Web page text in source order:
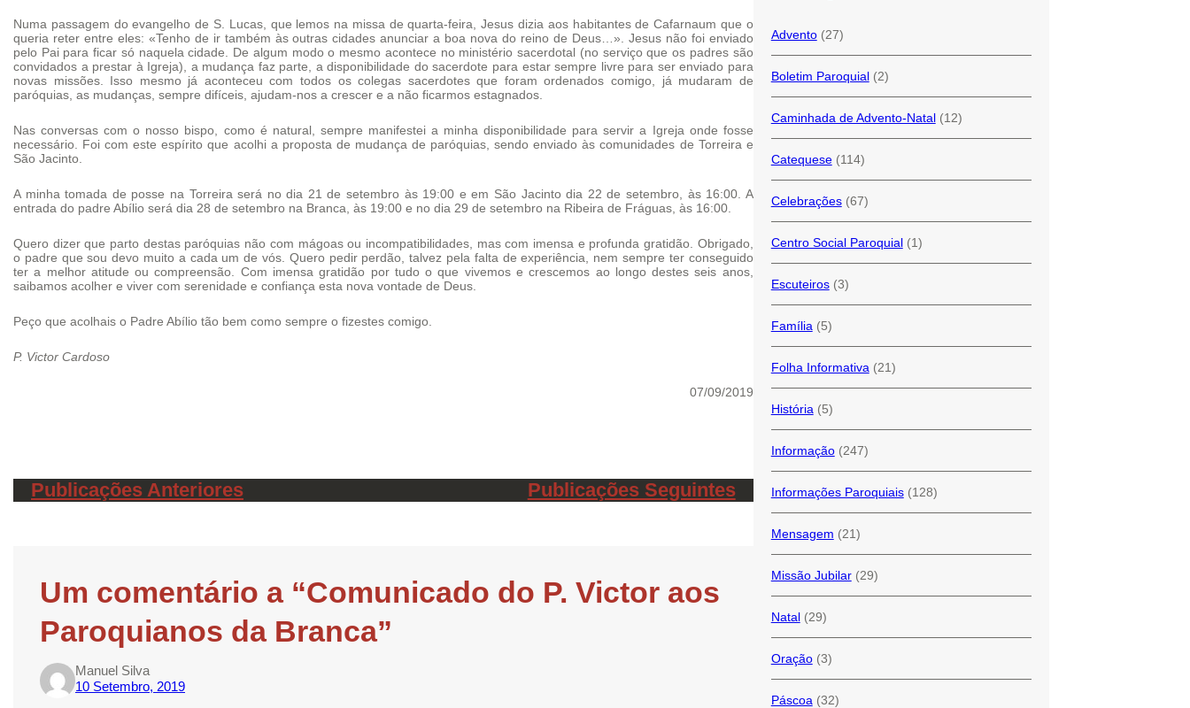
Numa passagem do evangelho de S. Lucas, que lemos na missa de quarta-feira, Jesus dizia aos habitantes de Cafarnaum que o
queria reter entre eles: «Tenho de ir também às outras cidades anunciar a boa nova do reino de Deus…». Jesus não foi enviado
pelo Pai para ficar só naquela cidade. De algum modo o mesmo acontece no ministério sacerdotal (no serviço que os padres são
convidados a prestar à Igreja), a mudança faz parte, a disponibilidade do sacerdote para estar sempre livre para ser enviado para
novas missões. Isso mesmo já aconteceu com todos os colegas sacerdotes que foram ordenados comigo, já mudaram de
paróquias, as mudanças, sempre difíceis, ajudam-nos a crescer e a não ficarmos estagnados.
Nas conversas com o nosso bispo, como é natural, sempre manifestei a minha disponibilidade para servir a Igreja onde fosse
necessário. Foi com este espírito que acolhi a proposta de mudança de paróquias, sendo enviado às comunidades de Torreira e
São Jacinto.
A minha tomada de posse na Torreira será no dia 21 de setembro às 19:00 e em São Jacinto dia 22 de setembro, às 16:00. A
entrada do padre Abílio será dia 28 de setembro na Branca, às 19:00 e no dia 29 de setembro na Ribeira de Fráguas, às 16:00.
Quero dizer que parto destas paróquias não com mágoas ou incompatibilidades, mas com imensa e profunda gratidão. Obrigado,
o padre que sou devo muito a cada um de vós. Quero pedir perdão, talvez pela falta de experiência, nem sempre ter conseguido
ter a melhor atitude ou compreensão. Com imensa gratidão por tudo o que vivemos e crescemos ao longo destes seis anos,
saibamos acolher e viver com serenidade e confiança esta nova vontade de Deus.
Peço que acolhais o Padre Abílio tão bem como sempre o fizestes comigo.
P. Victor Cardoso
07/09/2019
Publicações Anteriores Publicações Seguintes
Um comentário a “Comunicado do P. Victor aos
Paroquianos da Branca”
Manuel Silva
10 Setembro, 2019
Advento(27)
Boletim Paroquial(2)
Caminhada de Advento-Natal(12)
Catequese(114)
Celebrações(67)
Centro Social Paroquial(1)
Escuteiros(3)
Família (5)
Folha Informativa (21)
História (5)
Informação(247)
Informações Paroquiais(128)
Mensagem (21)
Missão Jubilar(29)
Natal(29)
Oração(3)
Páscoa (32)